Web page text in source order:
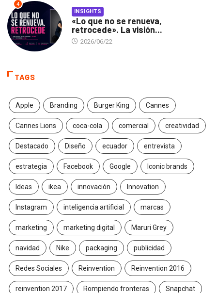
4
INSIGHTS
«Lo que no se renueva,
retrocede». La visión...
2026/06/22
TAGS
Apple Branding Burger King Cannes
Cannes Lions coca-cola comercial creatividad
Destacado Diseño ecuador entrevista
estrategia Facebook Google Iconic brands
Ideas ikea innovación Innovation
Instagram inteligencia artificial marcas
marketing marketing digital Maruri Grey
navidad Nike packaging publicidad
Redes Sociales Reinvention Reinvention 2016
reinvention 2017 Rompiendo fronteras Snapchat